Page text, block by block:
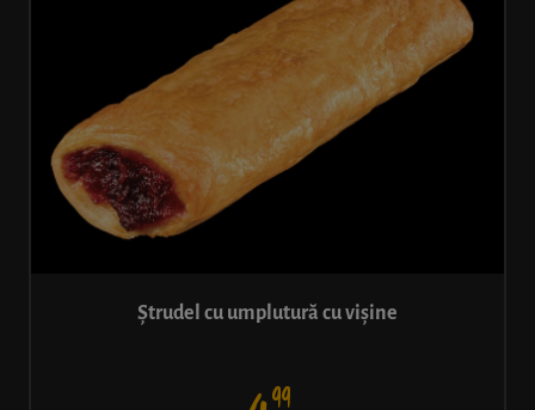
Ștrudel cu umplutură cu vișine
99